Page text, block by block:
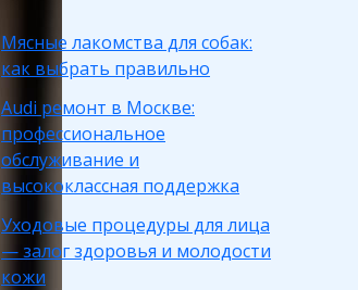
Мясные лакомства для собак:
как выбрать правильно
Audi ремонт в Москве:
профессиональное
обслуживание и
высококлассная поддержка
Уходовые процедуры для лица
— залог здоровья и молодости
кожи